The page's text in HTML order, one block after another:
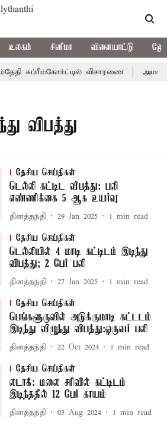
உலகம் சினிமா விளையாட்டு
சுப்ரீம்கோர்ட்டில் விசாரணை
விபத்து
தேசிய செய்திகள்
டெல்லி கட்டிட விபத்து: பலி
எண்ணிக்கை 5 ஆக உயர்வு
தினத்தந்தி 29 Jan 2025 1 min read
தேசிய செய்திகள்
டெல்லியில் 4 மாடி கட்டிடம் இடிந்து
விபத்து; 2 பேர் பலி
தினத்தந்தி 27 Jan 2025 1 min read
தேசிய செய்திகள்
பெங்களூருவில் அடுக்குமாடி கட்டடம்
இடிந்து விழுந்து விபத்து:ஒருவர் பலி
தினத்தந்தி 22 Oct 2024 1 min read
தேசிய செய்திகள்
லடாக்: மலை சரிவில் கட்டிடம்
இடிந்ததில் 12 பேர் காயம்
தினத்தந்தி 03 Aug 2024 1 min read